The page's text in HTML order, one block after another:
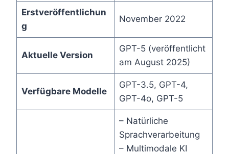
Erstveröffentlichun
g
November 2022
Aktuelle Version
GPT-5 (veröffentlicht
am August 2025)
Verfügbare Modelle
GPT-3.5, GPT-4,
GPT-4o, GPT-5
– Natürliche
Sprachverarbeitung
– Multimodale KI